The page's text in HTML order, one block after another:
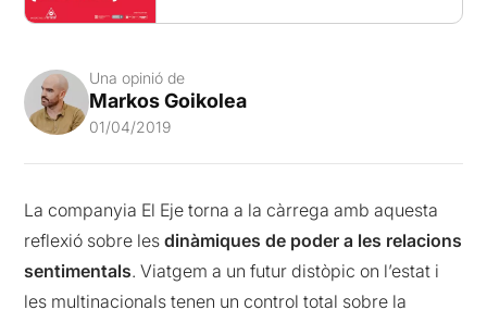
Una opinió de
Markos Goikolea
01/04/2019
La companyia El Eje torna a la càrrega amb aquesta
reflexió sobre les dinàmiques de poder a les relacions
sentimentals. Viatgem a un futur distòpic on l’estat i
les multinacionals tenen un control total sobre la